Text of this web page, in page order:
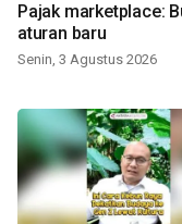
Pajak marketplace:
aturan baru
Senin, 3 Agustus 2026